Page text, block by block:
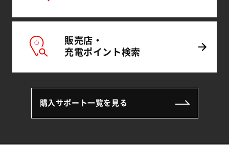
販売店・
充電ポイント検索
購入サポート一覧を見る